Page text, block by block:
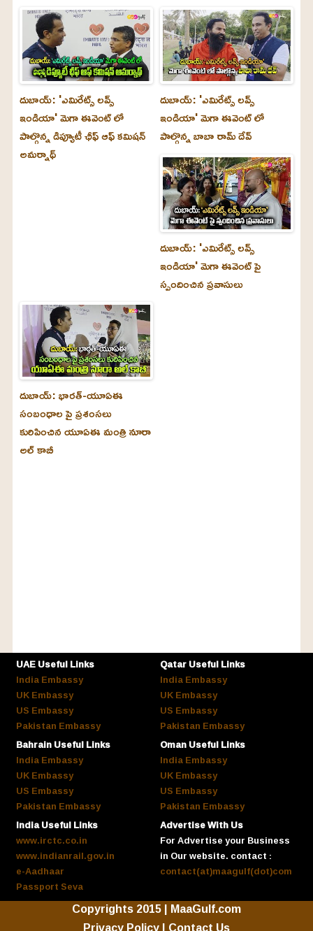
దుబాయ్‌: 'ఎమిరేట్స్ లవ్స్
ఇండియా' మెగా ఈవెంట్ లో
పాల్గొన్న డిప్యూటీ ఛీఫ్ ఆఫ్ కమిషన్
అమర్నాథ్
దుబాయ్‌: 'ఎమిరేట్స్ లవ్స్
ఇండియా' మెగా ఈవెంట్ లో
పాల్గొన్న బాబా రామ్ దేవ్
దుబాయ్‌: 'ఎమిరేట్స్ లవ్స్
ఇండియా' మెగా ఈవెంట్ పై
స్పందించిన ప్రవాసులు
దుబాయ్‌: భారత్-యూఏఈ
సంబంధాల పై ప్రశంసలు
కురిపించిన యూఏఈ మంత్రి నూరా
అల్‌ కాబీ
UAE Useful Links
India Embassy
UK Embassy
US Embassy
Pakistan Embassy
Qatar Useful Links
India Embassy
UK Embassy
US Embassy
Pakistan Embassy
Bahrain Useful Links
India Embassy
UK Embassy
US Embassy
Pakistan Embassy
Oman Useful Links
India Embassy
UK Embassy
US Embassy
Pakistan Embassy
India Useful Links
www.irctc.co.in
www.indianrail.gov.in
e-Aadhaar
Passport Seva
Advertise With Us
For Advertise your Business
in Our website. contact :
contact(at)maagulf(dot)com
Copyrights 2015 | MaaGulf.com